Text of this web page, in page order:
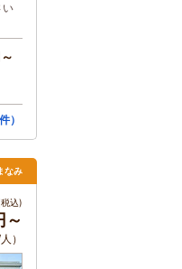
い
）
なみ
込)
）